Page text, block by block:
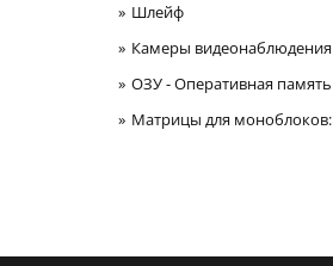
Шлейф
Камеры видеонаблюдения
ОЗУ - Оперативная память
Матрицы для моноблоков: